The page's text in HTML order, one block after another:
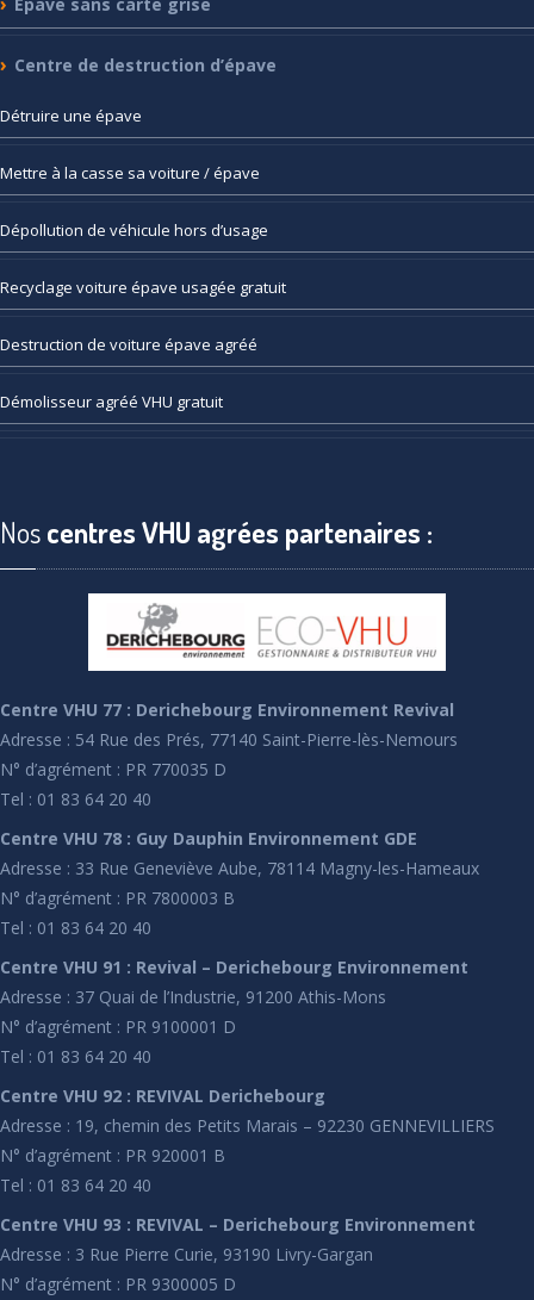
Centre de destruction d’épave
Détruire une épave
Mettre à la casse sa voiture / épave
Dépollution de véhicule hors d’usage
Recyclage voiture épave usagée gratuit
Destruction de voiture épave agréé
Démolisseur agréé VHU gratuit
Noscentres VHU agrées partenaires :
Centre VHU 77 : Derichebourg Environnement Revival
Adresse : 54 Rue des Prés, 77140 Saint-Pierre-lès-Nemours
N° d’agrément : PR 770035 D
Tel : 01 83 64 20 40
Centre VHU 78 : Guy Dauphin Environnement GDE
Adresse : 33 Rue Geneviève Aube, 78114 Magny-les-Hameaux
N° d’agrément : PR 7800003 B
Tel : 01 83 64 20 40
Centre VHU 91 : Revival – Derichebourg Environnement
Adresse : 37 Quai de l’Industrie, 91200 Athis-Mons
N° d’agrément : PR 9100001 D
Tel : 01 83 64 20 40
Centre VHU 92 : REVIVAL Derichebourg
Adresse : 19, chemin des Petits Marais – 92230 GENNEVILLIERS
N° d’agrément : PR 920001 B
Tel : 01 83 64 20 40
Centre VHU 93 : REVIVAL – Derichebourg Environnement
Adresse : 3 Rue Pierre Curie, 93190 Livry-Gargan
N° d’agrément : PR 9300005 D